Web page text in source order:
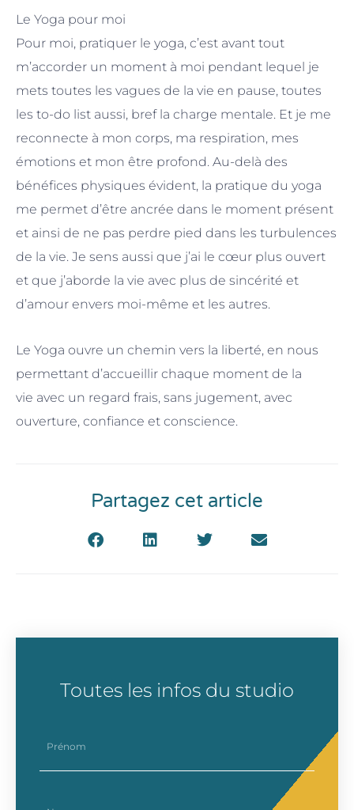
Le Yoga pour moi
Pour moi, pratiquer le yoga, c’est avant tout
m’accorder un moment à moi pendant lequel je
mets toutes les vagues de la vie en pause, toutes
les to-do list aussi, bref la charge mentale. Et je me
reconnecte à mon corps, ma respiration, mes
émotions et mon être profond. Au-delà des
bénéfices physiques évident, la pratique du yoga
me permet d’être ancrée dans le moment présent
et ainsi de ne pas perdre pied dans les turbulences
de la vie. Je sens aussi que j’ai le cœur plus ouvert
et que j’aborde la vie avec plus de sincérité et
d’amour envers moi-même et les autres.
Le Yoga ouvre un chemin vers la liberté, en nous
permettant d’accueillir chaque moment de la
vie avec un regard frais, sans jugement, avec
ouverture, confiance et conscience.
Partagez cet article
Toutes les infos du studio